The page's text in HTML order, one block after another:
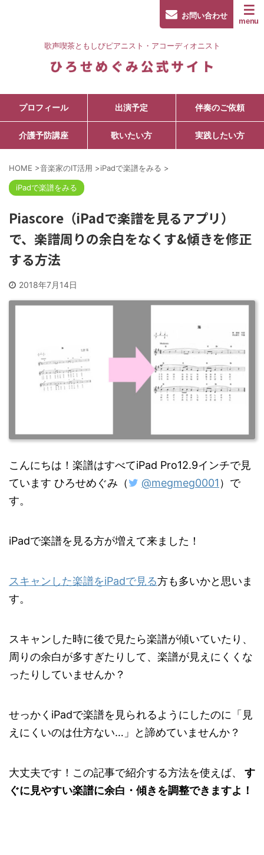
お問い合わせ
歌声喫茶ともしびピアニスト・アコーディオニスト
プロフィール 出演予定 伴奏のご依頼
介護予防講座 歌いたい方 実践したい方
HOME >音楽家のIT活用 >iPadで楽譜をみる >
iPadで楽譜をみる
Piascore（iPadで楽譜を見るアプリ）
で、楽譜周りの余白をなくす&傾きを修正
する方法
2018年7月14日
こんにちは！楽譜はすべてiPad Pro12.9インチで見
ています ひろせめぐみ（
@megmeg0001 ）で
す。
iPadで楽譜を見る方が増えて来ました！
スキャンした楽譜をiPadで見る方も多いかと思いま
す。
スキャンした時に後で見たら楽譜が傾いていたり、
周りの余白が多すぎたりして、楽譜が見えにくくな
ったりしていませんか？
せっかくiPadで楽譜を見られるようにしたのに「見
えにくいのは仕方ない…」と諦めていませんか？
大丈夫です！この記事で紹介する方法を使えば、
す
ぐに見やすい楽譜に余白・傾きを調整できますよ！